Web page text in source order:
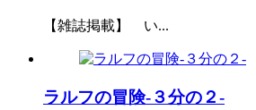
【雑誌掲載】 い...
ラルフの冒険-３分の２-